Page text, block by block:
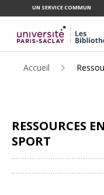
ALLER
CONTENU
PRINCIPAL
UN SERVICE COMMUN
Accueil
RESSOURCES
SPORT